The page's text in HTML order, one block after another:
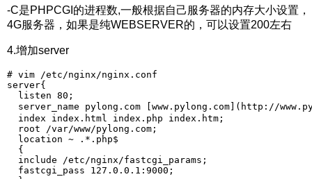
-C是PHPCGI的进程数,一般根据自己服务器的内存大小设置，
4G服务器，如果是纯WEBSERVER的，可以设置200左右
4.增加server
# vim /etc/nginx/nginx.conf
server{
  listen 80;
server_name pylong.com [www.pylong.com](http://
  index index.html index.php index.htm;
  root /var/www/pylong.com;
  location ~ .*.php$
  {
  include /etc/nginx/fastcgi_params;
  fastcgi_pass 127.0.0.1:9000;